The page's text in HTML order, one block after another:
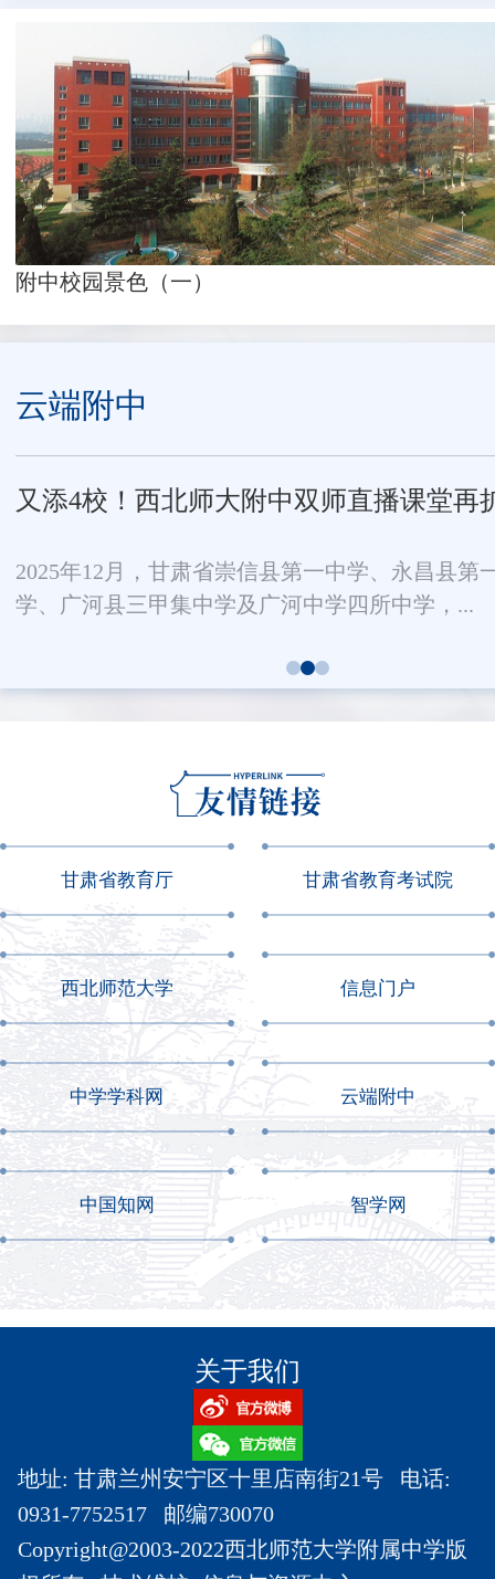
附中校园景色（一）
云端附中
又添4校！西北师大附中双师直播课堂再
2025年12月，甘肃省崇信县第一中学、永昌县第
学、广河县三甲集中学及广河中学四所中学，...
甘肃省教育厅 甘肃省教育考试院
西北师范大学 信息门户
中学学科网 云端附中
中国知网 智学网
关于我们
地址: 甘肃兰州安宁区十里店南街21号 电话:
0931-7752517 邮编730070
Copyright@2003-2022西北师范大学附属中学版